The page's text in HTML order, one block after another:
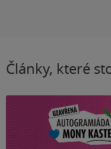
Články, které